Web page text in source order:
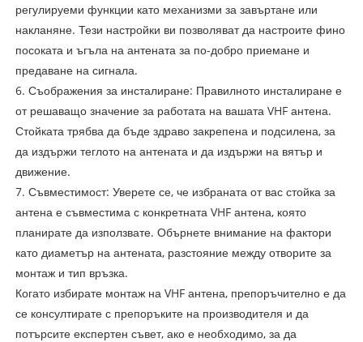
регулируеми функции като механизми за завъртане или
накланяне. Тези настройки ви позволяват да настроите фино
посоката и ъгъла на антената за по-добро приемане и
предаване на сигнала.
6. Съображения за инсталиране: Правилното инсталиране е
от решаващо значение за работата на вашата VHF антена.
Стойката трябва да бъде здраво закрепена и подсилена, за
да издържи теглото на антената и да издържи на вятър и
движение.
7. Съвместимост: Уверете се, че избраната от вас стойка за
антена е съвместима с конкретната VHF антена, която
планирате да използвате. Обърнете внимание на фактори
като диаметър на антената, разстояние между отворите за
монтаж и тип връзка.
Когато избирате монтаж на VHF антена, препоръчително е да
се консултирате с препоръките на производителя и да
потърсите експертен съвет, ако е необходимо, за да